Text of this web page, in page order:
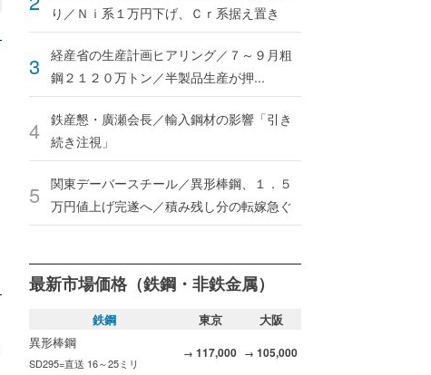
り／Ｎｉ系１万円下げ、Ｃｒ系据え置き
経産省の生産計画ヒアリング／７～９月粗
鋼２１２０万トン／半製品生産が押...
鉄産懇・廣瀬会長／輸入鋼材の影響「引き
続き注視」
関東デーバースチール／異形棒鋼、１．５
万円値上げ完遂へ／積み残し分の転嫁急ぐ
最新市場価格（鉄鋼・非鉄金属）
鉄鋼 東京
大阪
異形棒鋼
SD295=直送 16～25ミリ
→ 117,000 → 105,000